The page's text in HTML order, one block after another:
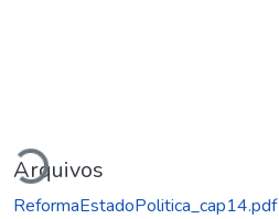
Arquivos
ReformaEstadoPolitica_cap14.pdf